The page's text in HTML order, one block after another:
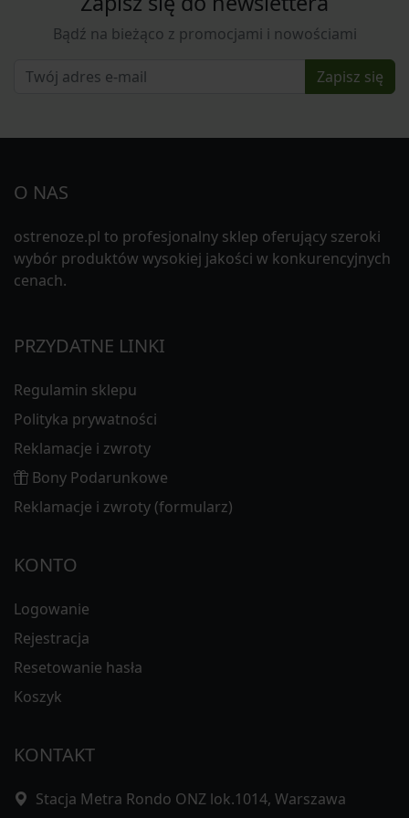
Bądź na bieżąco z promocjami i nowościami
Zapisz się
O NAS
ostrenoze.pl to profesjonalny sklep oferujący szeroki
wybór produktów wysokiej jakości w konkurencyjnych
cenach.
PRZYDATNE LINKI
Regulamin sklepu
Polityka prywatności
Reklamacje i zwroty
Bony Podarunkowe
Reklamacje i zwroty (formularz)
KONTO
Logowanie
Rejestracja
Resetowanie hasła
Koszyk
KONTAKT
Stacja Metra Rondo ONZ lok.1014, Warszawa